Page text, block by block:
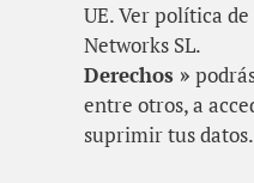
UE. Ver política
Networks SL.
Derechos »
entre otros, a
suprimir tus datos.